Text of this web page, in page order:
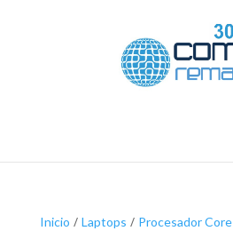
Inicio / Laptops / Procesador